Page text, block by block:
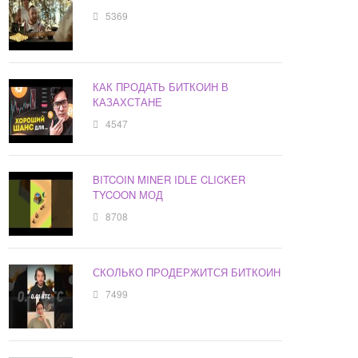
5369
КАК ПРОДАТЬ БИТКОИН В
КАЗАХСТАНЕ
4547
BITCOIN MINER IDLE CLICKER
TYCOON МОД
8708
СКОЛЬКО ПРОДЕРЖИТСЯ БИТКОИН
7499